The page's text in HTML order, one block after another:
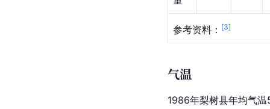
参考资料： [3]
气温
1986年梨树县年均气